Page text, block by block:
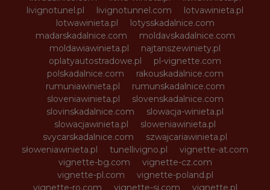
livignotunel.pl
livignotunnel.com
lotvawinieta.pl
lotwawinieta.pl
lotysskadalnice.com
madarskadalnice.com
moldavskadalnice.com
moldawiawinieta.pl
najtanszewiniety.pl
oplatyautostradowe.pl
pl-vignette.com
polskadalnice.com
rakouskadalnice.com
rumuniawinieta.pl
rumunskadalnice.com
sloveniawinieta.pl
slovenskadalnice.com
slovinskadalnice.com
slowacja-winieta.pl
slowacjawinieta.pl
sloweniawinieta.pl
svycarskadalnice.com
szwajcariawinieta.pl
słoweniawinieta.pl
tunellivigno.pl
vignette-at.com
vignette-bg.com
vignette-cz.com
vignette-pl.com
vignette-poland.pl
vignette-ro.com
vignette-si.com
vignette.pl